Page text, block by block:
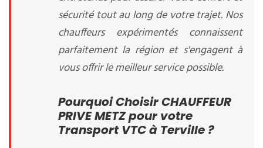
sécurité tout au long de votre trajet. Nos
chauffeurs expérimentés connaissent
parfaitement la région et s'engagent à
vous offrir le meilleur service possible.
Pourquoi Choisir CHAUFFEUR
PRIVE METZ pour votre
Transport VTC à Terville ?